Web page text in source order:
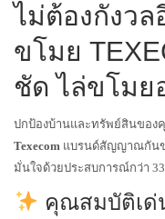
ไม่ต้องกังวล
ขโมย
ชัด ไล่ขโมย
ปกป้องบ้านและทรัพย์สินขอ
Texecom แบรนด์สัญญาณกันข
มั่นใจด้วยประสบการณ์กว่า
คุณสมบัติเด่